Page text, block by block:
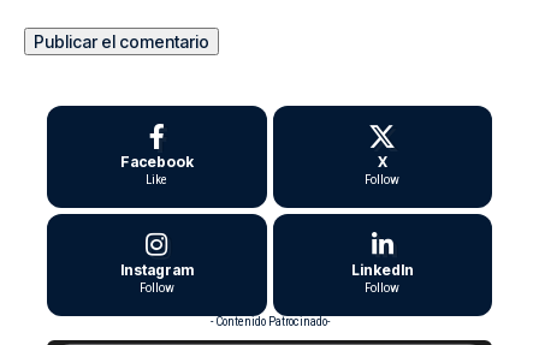
Facebook
Like
X
Follow
Instagram
Follow
LinkedIn
Follow
- Contenido Patrocinado-